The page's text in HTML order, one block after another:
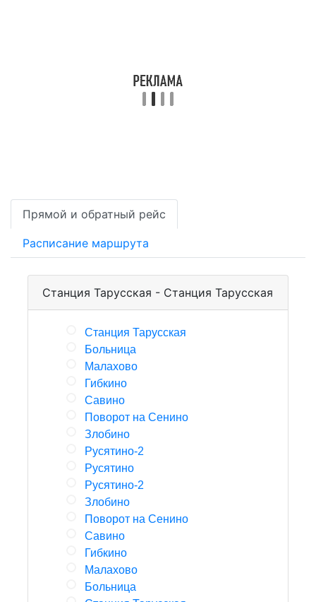
Прямой и обратный рейс
Расписание маршрута
Станция Тарусская - Станция Тарусская
Станция Тарусская
Больница
Малахово
Гибкино
Савино
Поворот на Сенино
Злобино
Русятино-2
Русятино
Русятино-2
Злобино
Поворот на Сенино
Савино
Гибкино
Малахово
Больница